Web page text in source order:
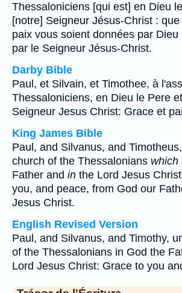
Thessaloniciens [qui est] en Dieu
[notre] Seigneur Jésus-Christ :
paix vous soient données par
par le Seigneur Jésus-Christ.
Darby Bible
Paul, et Silvain, et Timothee, à
Thessaloniciens, en Dieu le Pere
Seigneur Jesus Christ: Grace et
King James Bible
Paul, and Silvanus, and
church of the Thessalonians which
Father and in the Lord Jesus
you, and peace, from God our
Jesus Christ.
English Revised Version
Paul, and Silvanus, and Timothy,
of the Thessalonians in God the
Lord Jesus Christ: Grace to you